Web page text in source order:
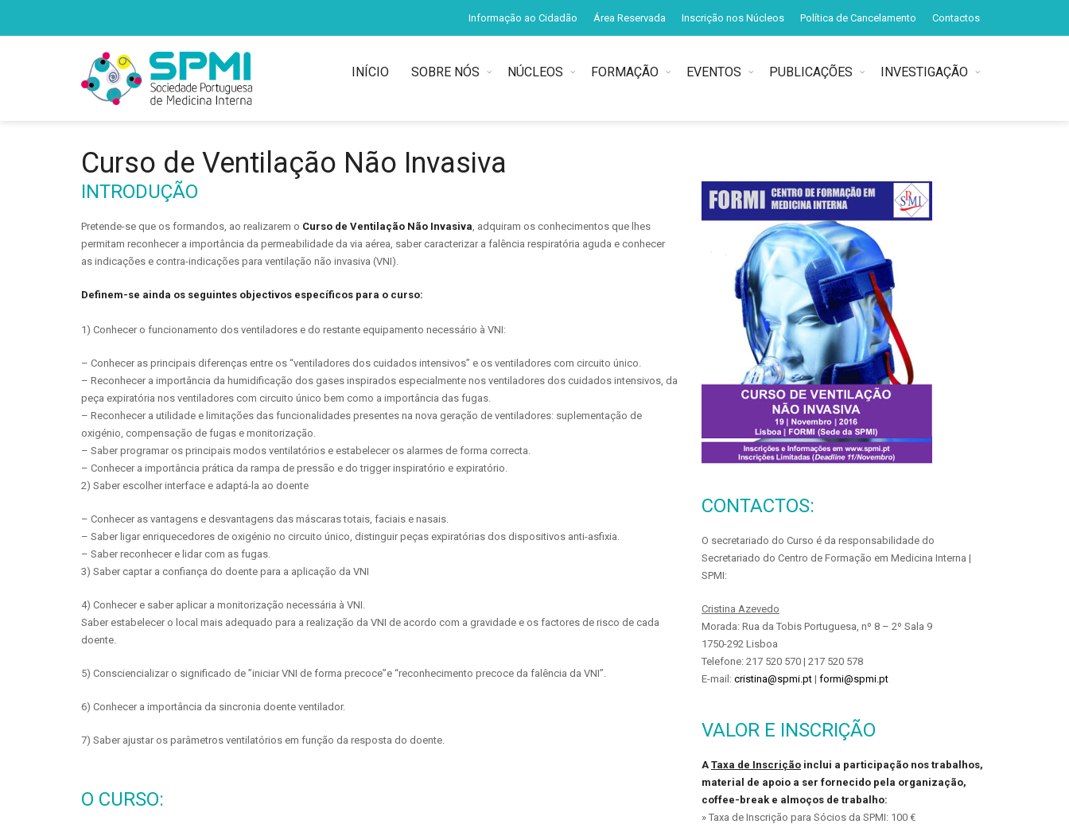
Informação ao Cidadão Área Reservada Inscrição nos Núcleos Política de Cancelamento Contactos
INÍCIO SOBRE NÓS NÚCLEOS FORMAÇÃO EVENTOS PUBLICAÇÕES INVESTIGAÇÃO
Curso de Ventilação Não Invasiva
INTRODUÇÃO
Pretende-se que os formandos, ao realizarem o Curso de Ventilação Não Invasiva , adquiram os conhecimentos que lhes
permitam reconhecer a importância da permeabilidade da via aérea, saber caracterizar a falência respiratória aguda e conhecer
as indicações e contra-indicações para ventilação não invasiva (VNI).
Definem-se ainda os seguintes objectivos específicos para o curso:
1) Conhecer o funcionamento dos ventiladores e do restante equipamento necessário à VNI:
– Conhecer as principais diferenças entre os “ventiladores dos cuidados intensivos” e os ventiladores com circuito único.
– Reconhecer a importância da humidificação dos gases inspirados especialmente nos ventiladores dos cuidados intensivos, da
peça expiratória nos ventiladores com circuito único bem como a importância das fugas.
– Reconhecer a utilidade e limitações das funcionalidades presentes na nova geração de ventiladores: suplementação de
oxigénio, compensação de fugas e monitorização.
– Saber programar os principais modos ventilatórios e estabelecer os alarmes de forma correcta.
– Conhecer a importância prática da rampa de pressão e do trigger inspiratório e expiratório.
2) Saber escolher interface e adaptá-la ao doente
– Conhecer as vantagens e desvantagens das máscaras totais, faciais e nasais.
– Saber ligar enriquecedores de oxigénio no circuito único, distinguir peças expiratórias dos dispositivos anti-asfixia.
– Saber reconhecer e lidar com as fugas.
3) Saber captar a confiança do doente para a aplicação da VNI
4) Conhecer e saber aplicar a monitorização necessária à VNI.
Saber estabelecer o local mais adequado para a realização da VNI de acordo com a gravidade e os factores de risco de cada
doente.
5) Consciencializar o significado de ”iniciar VNI de forma precoce”e “reconhecimento precoce da falência da VNI”.
6) Conhecer a importância da sincronia doente ventilador.
7) Saber ajustar os parâmetros ventilatórios em função da resposta do doente.
O CURSO:
CONTACTOS:
O secretariado do Curso é da responsabilidade do
Secretariado do Centro de Formação em Medicina Interna |
SPMI:
Cristina Azevedo
Morada: Rua da Tobis Portuguesa, nº 8 – 2º Sala 9
1750-292 Lisboa
Telefone: 217 520 570 | 217 520 578
E-mail: cristina@spmi.pt | formi@spmi.pt
VALOR E INSCRIÇÃO
A Taxa de Inscrição inclui a participação nos trabalhos,
material de apoio a ser fornecido pela organização,
coffee-break e almoços de trabalho:
» Taxa de Inscrição para Sócios da SPMI: 100 €